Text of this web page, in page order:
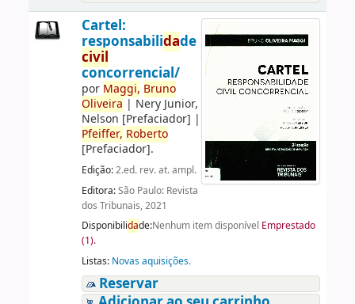
Cartel:
responsabilidade
civil
concorrencial/
por Maggi, Bruno
Oliveira | Nery Junior,
Nelson [Prefaciador] |
Pfeiffer, Roberto
[Prefaciador].
Edição:2.ed. rev. at. ampl.
Editora:São Paulo: Revista
dos Tribunais, 2021
Disponibilidade:Nenhum item disponível Emprestado
(1).
Listas: Novas aquisições.
Reservar